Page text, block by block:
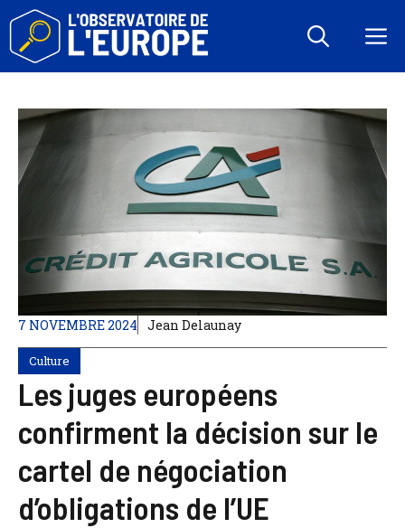
Aller
contenu
7 NOVEMBRE 2024 Jean Delaunay
Culture
Les juges européens
confirment la décision sur le
cartel de négociation
d’obligations de l’UE